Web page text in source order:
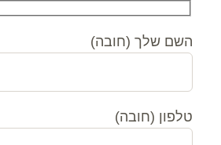
השם שלך (חובה)
טלפון (חובה)